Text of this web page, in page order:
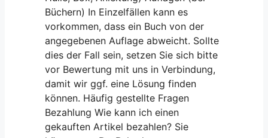
Büchern) In Einzelfällen kann es
vorkommen, dass ein Buch von der
angegebenen Auflage abweicht. Sollte
dies der Fall sein, setzen Sie sich bitte
vor Bewertung mit uns in Verbindung,
damit wir ggf. eine Lösung finden
können. Häufig gestellte Fragen
Bezahlung Wie kann ich einen
gekauften Artikel bezahlen? Sie